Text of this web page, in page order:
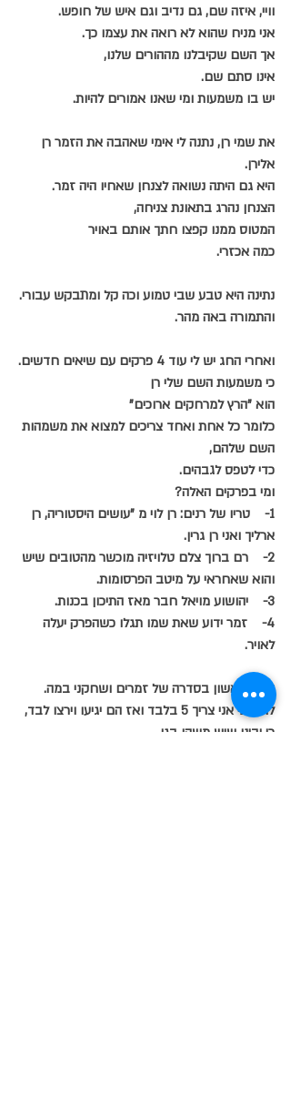
וויי, איזה שם, גם נדיב וגם איש של חופש.
אני מניח שהוא לא רואה את עצמו כך.
אך השם שקיבלנו מההורים שלנו,
אינו סתם שם.
יש בו משמעות ומי שאנו אמורים להיות.
את שמי רן, נתנה לי אימי שאהבה את הזמר רן
אלירן.
היא גם היתה נשואה לצנחן שאחיו היה זמר.
הצנחן נהרג בתאונת צניחה,
המטוס ממנו קפצו חתך אותם באויר
כמה אכזרי.
נתינה היא טבע שבי טמוע וכה קל ומתבקש עבורי.
והתמורה באה מהר.
ואחרי החג יש לי עוד 4 פרקים עם שיאים חדשים.
כי משמעות השם שלי רן
הוא "הרץ למרחקים ארוכים"
כלומר כל אחת ואחד צריכים למצוא את משמהות
השם שלהם,
כדי לטפס לגבהים.
ומי בפרקים האלה?
1-    טריו של רנים: רן לוי מ "עושים היסטוריה, רן
ארליך ואני רן גרין.
2-    רם ברוך צלם טלויזיה מוכשר מהטובים שיש
והוא שאחראי על מיטב הפרסומות.
3-    יהושוע מויאל חבר מאז התיכון בכנות.
4-    זמר ידוע שאת שמו תגלו כשהפרק יעלה
לאויר.
הוא הראשון בסדרה של זמרים ושחקני במה.
להבנתי אני צריך 5 בלבד ואז הם יגיעו וירצו לבד,
כי יבינו שיש משהו בגו...